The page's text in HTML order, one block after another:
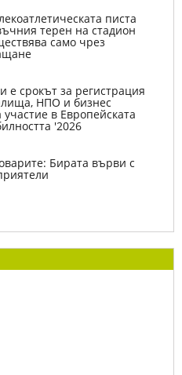
писта
терен на стадион
само чрез
е срокът за регистрация
НПО и бизнес
в Европейската
'2026
Бирата върви с